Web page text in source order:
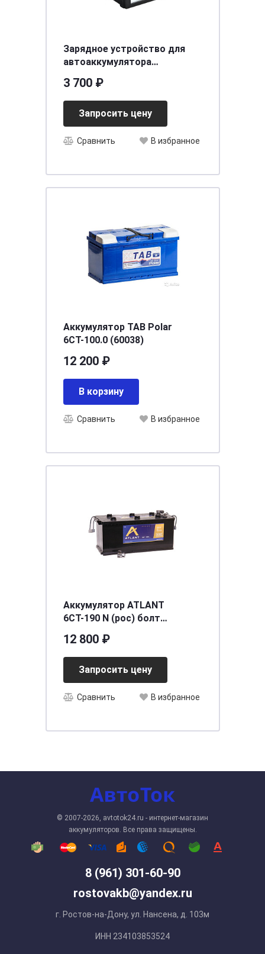
Зарядное устройство для
автоаккумулятора
18А, 3-х режимн, 12В,
стрелоч. амперметр)
3 700 ₽
Запросить цену
Сравнить В избранное
Аккумулятор TAB Polar
6СТ-100.0 (60038)
12 200 ₽
В корзину
Сравнить В избранное
Аккумулятор ATLANT
6СТ-190 N (рос) болт
12 800 ₽
Запросить цену
Сравнить В избранное
8 (961) 301-60-90
rostovakb@yandex.ru
г. Ростов-на-Дону, ул. Нансена, д. 103м
ИНН 234103853524
© 2007-2026, avtotok24.ru - интернет-магазин
аккумуляторов. Все права защищены.